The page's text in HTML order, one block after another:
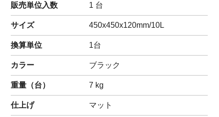
販売単位入数 1 台
サイズ 450x450x120mm/10L
換算単位 1台
カラー ブラック
重量（台） 7 kg
仕上げ マット